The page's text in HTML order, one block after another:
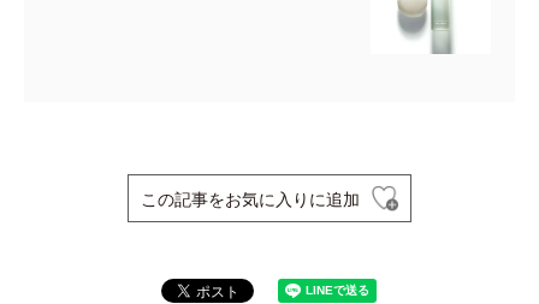
この記事をお気に入りに追加